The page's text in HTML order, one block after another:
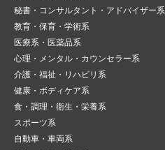
秘書・コンサルタント・アドバイザー系
教育・保育・学術系
医療系・医薬品系
心理・メンタル・カウンセラー系
介護・福祉・リハビリ系
健康・ボディケア系
食・調理・衛生・栄養系
スポーツ系
自動車・車両系